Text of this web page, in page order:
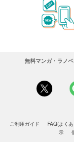
無料マンガ・ラノ
ご利用ガイド FAQ(よく
示